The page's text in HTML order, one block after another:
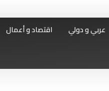
عربي و دولي اقتصاد و أعمال